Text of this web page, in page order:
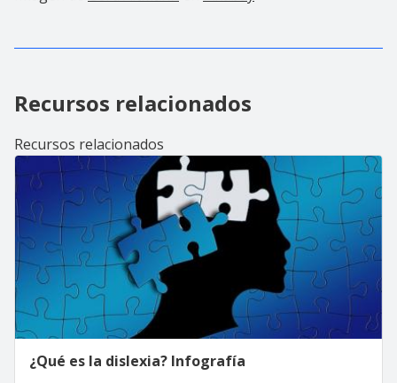
Recursos relacionados
Recursos relacionados
¿Qué es la dislexia? Infografía